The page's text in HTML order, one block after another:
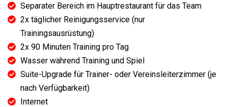
Separater Bereich im Hauptrestaurant für das Team
2x täglicher Reinigungsservice (nur
Trainingsausrüstung)
2x 90 Minuten Training pro Tag
Wasser während Training und Spiel
Suite-Upgrade für Trainer- oder Vereinsleiterzimmer (je
nach Verfügbarkeit)
Internet